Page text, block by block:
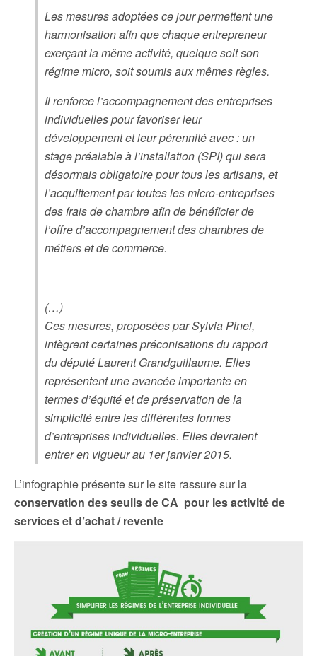
Les mesures adoptées ce jour permettent une
harmonisation afin que chaque entrepreneur
exerçant la même activité, quelque soit son
régime micro, soit soumis aux mêmes règles.
Il renforce l’accompagnement des entreprises
individuelles pour favoriser leur
développement et leur pérennité avec : un
stage préalable à l’installation (SPI) qui sera
désormais obligatoire pour tous les artisans, et
l’acquittement par toutes les micro-entreprises
des frais de chambre afin de bénéficier de
l’offre d’accompagnement des chambres de
métiers et de commerce.
(…)
Ces mesures, proposées par Sylvia Pinel,
intègrent certaines préconisations du rapport
du député Laurent Grandguillaume. Elles
représentent une avancée importante en
termes d’équité et de préservation de la
simplicité entre les différentes formes
d’entreprises individuelles. Elles devraient
entrer en vigueur au 1er janvier 2015.
L’infographie présente sur le site rassure sur la
conservation des seuils de CA pour les activité de
services et d’achat / revente